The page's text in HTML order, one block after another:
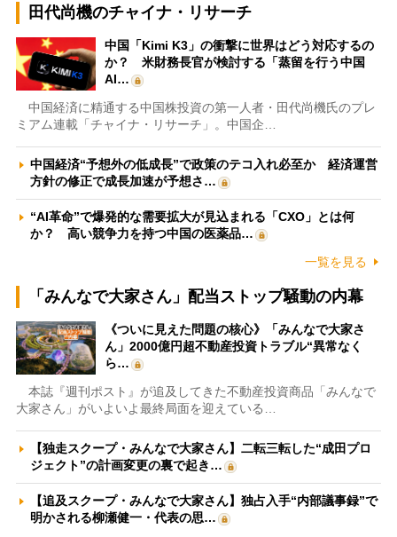
田代尚機のチャイナ・リサーチ
中国「Kimi K3」の衝撃に世界はどう対応するの
か？ 米財務長官が検討する「蒸留を行う中国
AI…
中国経済に精通する中国株投資の第一人者・田代尚機氏のプレ
ミアム連載「チャイナ・リサーチ」。中国企…
中国経済“予想外の低成長”で政策のテコ入れ必至か 経済運営
方針の修正で成長加速が予想さ…
“AI革命”で爆発的な需要拡大が見込まれる「CXO」とは何
か？ 高い競争力を持つ中国の医薬品…
一覧を見る
「みんなで大家さん」配当ストップ騒動の内幕
《ついに見えた問題の核心》「みんなで大家さ
ん」2000億円超不動産投資トラブル“異常なく
ら…
本誌『週刊ポスト』が追及してきた不動産投資商品「みんなで
大家さん」がいよいよ最終局面を迎えている…
【独走スクープ・みんなで大家さん】二転三転した“成田プロ
ジェクト”の計画変更の裏で起き…
【追及スクープ・みんなで大家さん】独占入手“内部議事録”で
明かされる柳瀬健一・代表の思…